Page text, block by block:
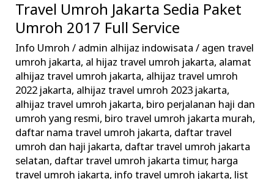
Travel Umroh Jakarta Sedia Paket
Umroh 2017 Full Service
Info Umroh / admin alhijaz indowisata/ agen travel
umroh jakarta, al hijaz travel umroh jakarta, alamat
alhijaz travel umroh jakarta, alhijaz travel umroh
2022 jakarta, alhijaz travel umroh 2023 jakarta,
alhijaz travel umroh jakarta, biro perjalanan haji dan
umroh yang resmi, biro travel umroh jakarta murah,
daftar nama travel umroh jakarta, daftar travel
umroh dan haji jakarta, daftar travel umroh jakarta
selatan, daftar travel umroh jakarta timur, harga
travel umroh jakarta, info travel umroh jakarta, list
Travel
Umroh
Jakarta
Sedia
Paket
Umroh
2017
Full
Service